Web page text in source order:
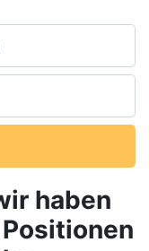
haben